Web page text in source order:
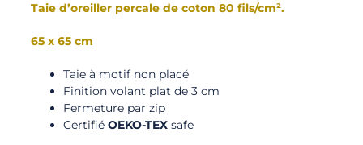
Taie d’oreiller percale de coton 80 fils/cm².
65 x 65 cm
Taie à motif non placé
Finition volant plat de 3 cm
Fermeture par zip
Certifié OEKO-TEXsafe